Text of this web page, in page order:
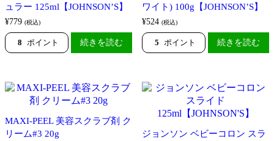
ュラー 125ml【JOHNSON’S】
¥779 (税込)
8 ポイント 続きを読む
ワイト) 100g【JOHNSON’S】
¥524 (税込)
5 ポイント 続きを読む
MAXI-PEEL 美容スクラブ剤 ク
リーム#3 20g
ジョンソン ベビーコロン スラ